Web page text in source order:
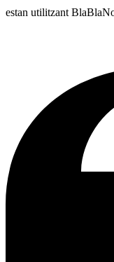
estan utilitzant